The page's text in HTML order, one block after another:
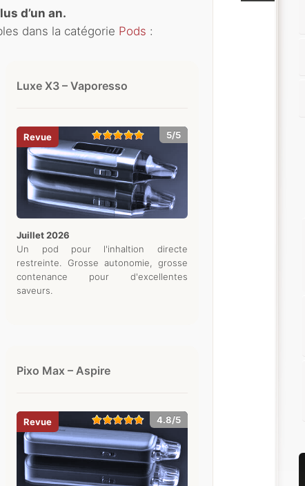
d’un an.
dans la catégorie Pods :
Luxe X3 – Vaporesso
5/5
juillet 2026
Un pod pour l'inhaltion directe
restreinte. Grosse autonomie, grosse
contenance pour d'excellentes
saveurs.
Pixo Max – Aspire
4.8/5